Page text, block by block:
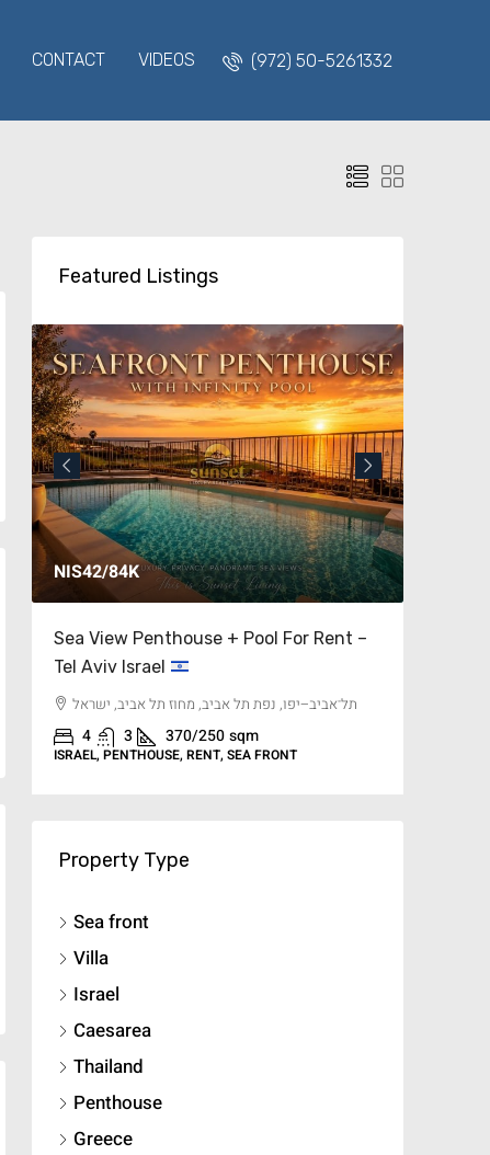
CONTACT VIDEOS (972) 50-5261332
Featured Listings
NIS42/84K
Sea View Penthouse + Pool For Rent –
Tel Aviv Israel
תל־אביב–יפו, נפת תל אביב, מחוז תל אביב, ישראל
4 3 370/250sqm
ISRAEL, PENTHOUSE, RENT, SEA FRONT
Property Type
Sea front
Villa
Israel
Caesarea
Thailand
Penthouse
Greece